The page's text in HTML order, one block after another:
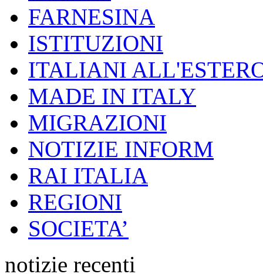
FARNESINA
ISTITUZIONI
ITALIANI
MADE IN ITALY
MIGRAZIONI
NOTIZIE INFORM
RAI ITALIA
REGIONI
SOCIETA’
notizie recenti